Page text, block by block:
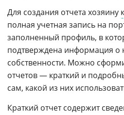
Для создания отчета хозяину
полная учетная запись на
заполненный профиль, в
подтверждена информация о
собственности. Можно
отчетов — краткий и
сам, какой из них
Краткий отчет содержит